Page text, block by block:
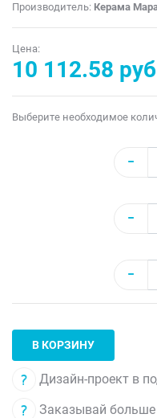
Производитель: Керама
Цена:
10 112.58
Выберите необходимое
−
−
−
В КОРЗИНУ
Дизайн-проект в
Заказывай